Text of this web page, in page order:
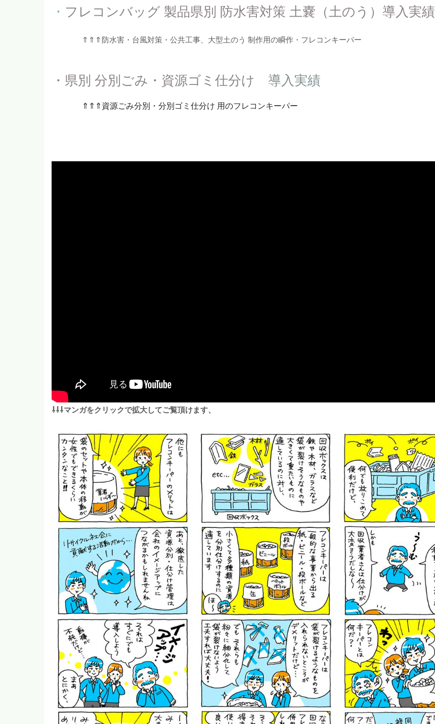
・ フレコンバッグ 製品県別 防水害対策 土嚢（土のう）導入実績
⇑⇑⇑防水害・台風対策・公共工事、大型土のう 制作用の瞬作・フレコンキーパー
・県別 分別ごみ・資源ゴミ仕分け 導入実績
⇑⇑⇑資源ごみ分別・分別ゴミ仕分け 用のフレコンキーパー
⇩⇩⇩マンガをクリックで拡大してご覧頂けます、